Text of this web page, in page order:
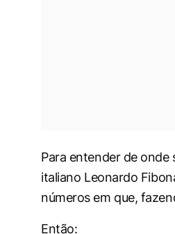
Para entender de onde
italiano Leonardo
números em que,
Então: